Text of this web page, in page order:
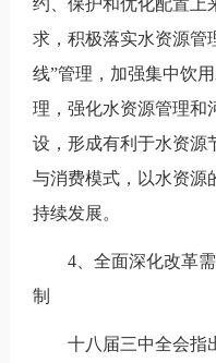
约、保护和优化配置上
求，积极落实水资源管
线”管理，加强集中饮
理，强化水资源管理和
设，形成有利于水资源
与消费模式，以水资源
持续发展。
4、全面深化改革
制
十八届三中全会指